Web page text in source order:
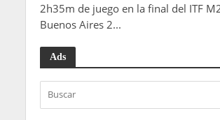
2h35m de juego en la final del ITF
Buenos Aires 2...
Ads